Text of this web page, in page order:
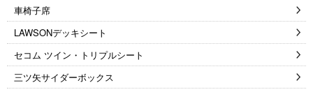
車椅子席
LAWSONデッキシート
セコム ツイン・トリプルシート
三ツ矢サイダーボックス